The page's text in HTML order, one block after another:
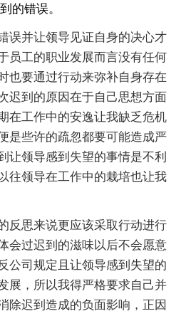
的错误。
误并让领导见证自身的决心才
员工的职业发展而言没有任何
也要通过行动来弥补自身存在
迟到的原因在于自己思想方面
在工作中的安逸让我缺乏危机
是些许的疏忽都要可能造成严
让领导感到失望的事情是不利
往领导在工作中的栽培也让我
反思来说更应该采取行动进行
会过迟到的滋味以后不会愿意
公司规定且让领导感到失望的
展，所以我得严格要求自己并
除迟到造成的负面影响，正因